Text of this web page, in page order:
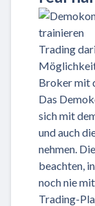
Trading
Broker mit
Das
sich mit
und auch
nehmen.
beachten,
noch nie
Trading-